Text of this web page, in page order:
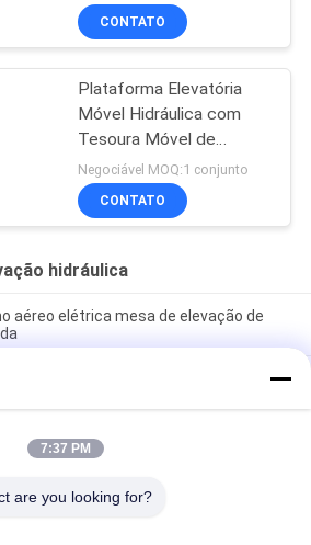
CONTATO
Plataforma Elevatória
Móvel Hidráulica com
Tesoura Móvel de
9000mm de Altura para
Limpeza
Negociável MOQ:1 conjunto
CONTATO
hidráulica
aéreo elétrica mesa de elevação de
hidráulica elevador de tesoura
com plataforma de extensão 450Kg
hidráulica de 10 metros Plataforma
7:37 PM
are you looking for?